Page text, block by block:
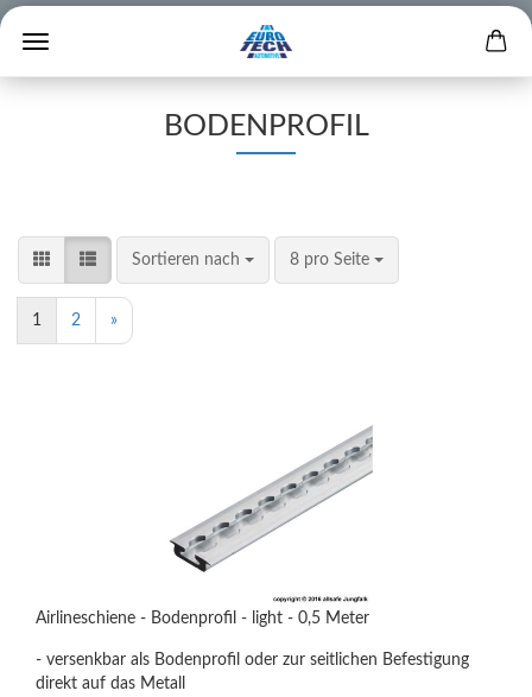
BODENPROFIL
Sortieren nach 8 pro Seite
1 2 »
Airlineschiene - Bodenprofil - light - 0,5 Meter
- versenkbar als Bodenprofil oder zur seitlichen Befestigung
direkt auf das Metall